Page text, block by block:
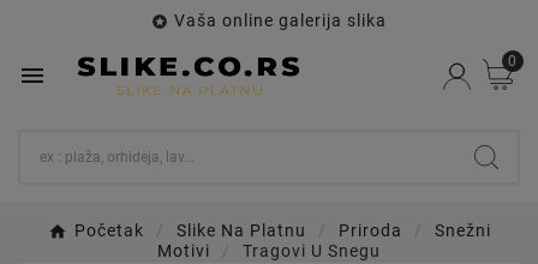
 Vaša online galerija slika

0
Početak Slike Na Platnu Priroda
Snežni
Motivi
Tragovi U Snegu